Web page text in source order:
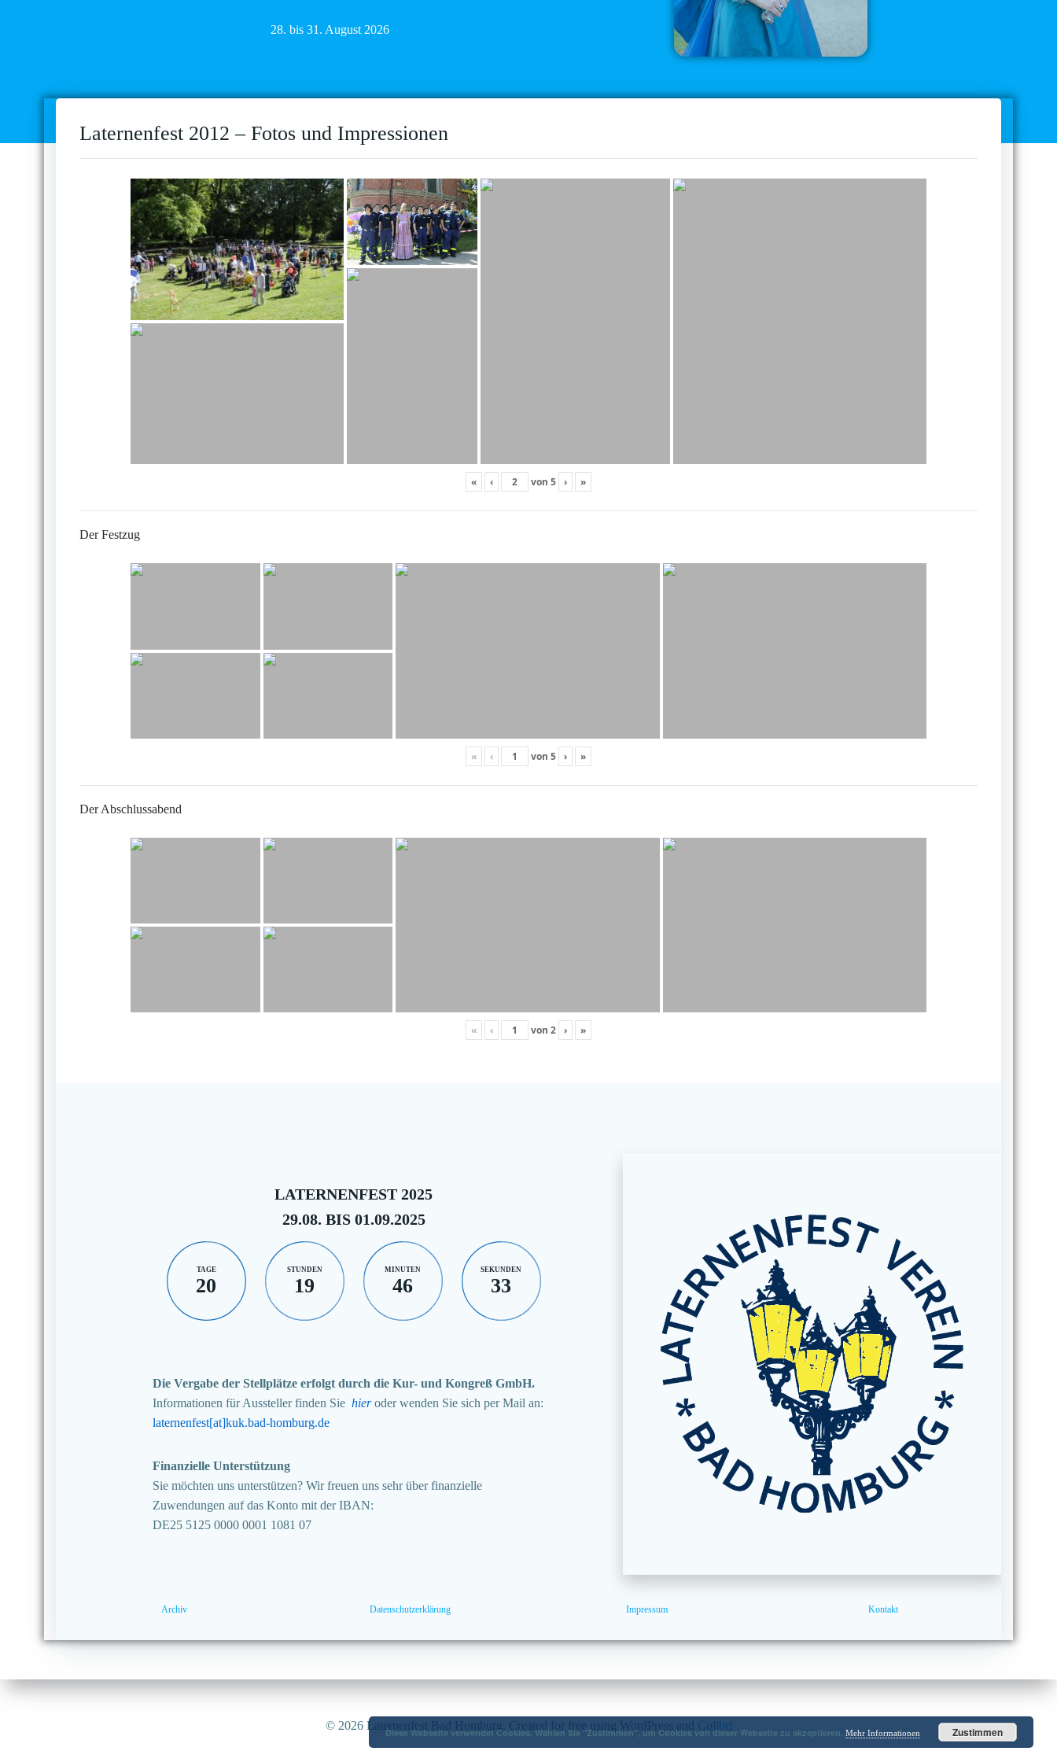
28. bis 31. August 2026
Laternenfest 2012 – Fotos und Impressionen
« ‹ von 5 › »
Der Festzug
« ‹ von 5 › »
Der Abschlussabend
« ‹ von 2 › »
LATERNENFEST 2025
29.08. BIS 01.09.2025
TAGE
20
STUNDEN
19
MINUTEN
46
SEKUNDEN
33
Die Vergabe der Stellplätze erfolgt durch die Kur- und Kongreß GmbH.
Informationen für Aussteller finden Sie hieroder wenden Sie sich per Mail an:
laternenfest[at]kuk.bad-homburg.de
Finanzielle Unterstützung
Sie möchten uns unterstützen? Wir freuen uns sehr über finanzielle
Zuwendungen auf das Konto mit der IBAN:
DE25 5125 0000 0001 1081 07
Archiv Datenschutzerklärung Impressum Kontakt
© 2026 Laternenfest Bad Homburg. Created for free using WordPress and Colibri
Diese Webseite verwendet Cookies. Wählen Sie "Zustimmen", um Cookies von dieser Webseite zu akzeptieren. Mehr Informationen Zustimmen